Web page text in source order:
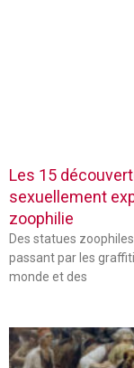
Les 15
sexuellement
zoophilie
Des statues
passant par les
monde et des